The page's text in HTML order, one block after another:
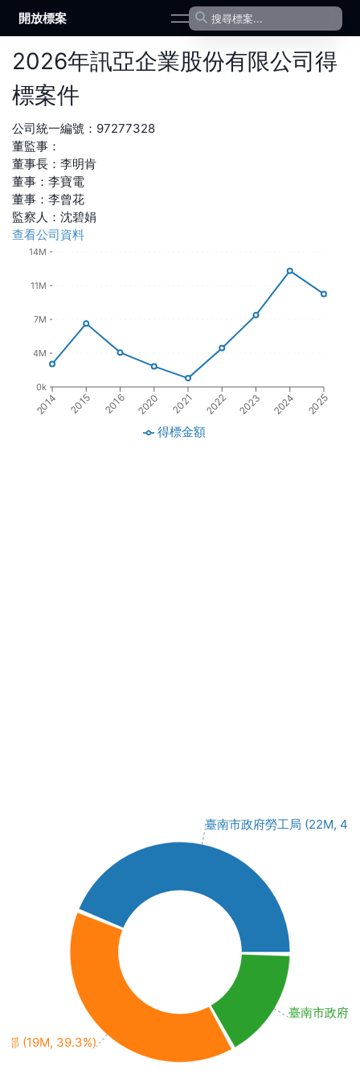
開放標案 open navigation menu
2026年訊亞企業股份有限公司得
標案件
公司統一編號： 97277328
董監事：
董事長 ： 李明肯
董事 ： 李寶電
董事 ： 李曾花
監察人 ： 沈碧娟
查看公司資料
2014 2015 2016 2020 2021 2022 2023 2024 2025
0k
4M
7M
11M
14M
得標金額
臺南市政府勞工局 (22M,
部 (19M, 39.3%)
臺南市政府